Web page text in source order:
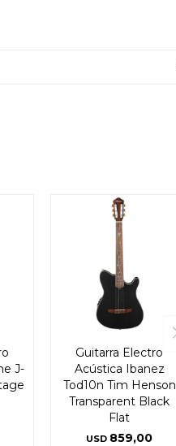
J-
Guitarra Electro
Acústica Ibanez
Tod10n Tim Henson
Transparent Black
Flat
USD 859,00